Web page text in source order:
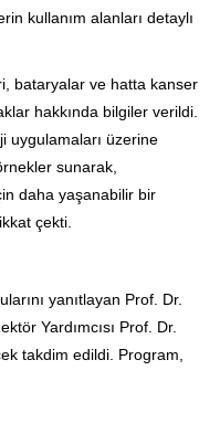
kullanım alanları detaylı
bataryalar ve hatta kanser
hakkında bilgiler verildi.
uygulamaları üzerine
sunarak,
daha yaşanabilir bir
çekti.
yanıtlayan Prof. Dr.
Yardımcısı Prof. Dr.
takdim edildi. Program,